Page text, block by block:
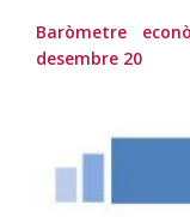
Baròmetre
desembre 20